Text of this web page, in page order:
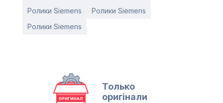
Ролики Siemens
Ролики Siemens
Ролики Siemens
Только
оригінали